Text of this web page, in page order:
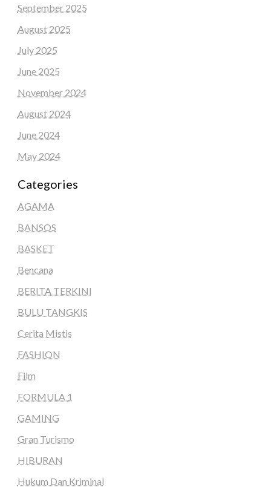
September 2025
August 2025
July 2025
June 2025
November 2024
August 2024
June 2024
May 2024
Categories
AGAMA
BANSOS
BASKET
Bencana
BERITA TERKINI
BULU TANGKIS
Cerita Mistis
FASHION
Film
FORMULA 1
GAMING
Gran Turismo
HIBURAN
Hukum Dan Kriminal